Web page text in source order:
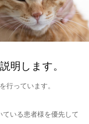
明します。
行っています。
いる患者様を優先して